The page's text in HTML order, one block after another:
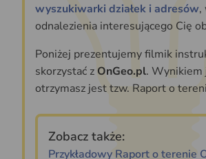
wyszukiwarki działek i adresów,
odnalezienia interesującego Cię
Poniżej prezentujemy filmik
skorzystać z OnGeo.pl. Wynikiem
otrzymasz jest tzw. Raport o
Zobacz także:
Przykładowy Raport o terenie